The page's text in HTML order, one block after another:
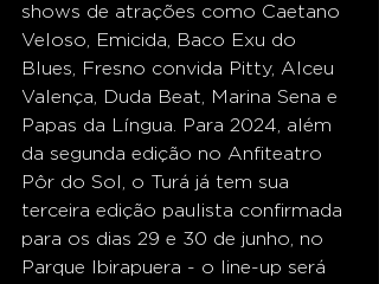
shows de atrações como Caetano
Veloso, Emicida, Baco Exu do
Blues, Fresno convida Pitty, Alceu
Valença, Duda Beat, Marina Sena e
Papas da Língua. Para 2024, além
da segunda edição no Anfiteatro
Pôr do Sol, o Turá já tem sua
terceira edição paulista confirmada
para os dias 29 e 30 de junho, no
Parque Ibirapuera - o line-up será